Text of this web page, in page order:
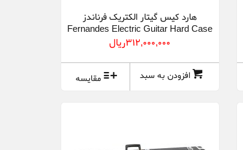
هارد کیس گیتار الکتریک فرناندز
Fernandes Electric Guitar Hard Case
FMC-G
312,000,000ريال
افزودن به سبد مقایسه